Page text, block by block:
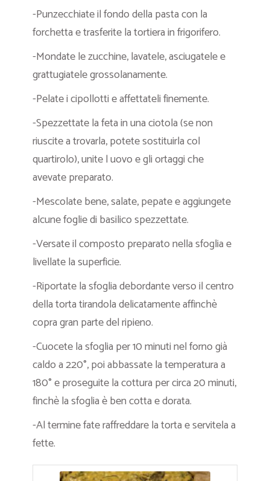
-Punzecchiate il fondo della pasta con la
forchetta e trasferite la tortiera in frigorifero.
-Mondate le zucchine, lavatele, asciugatele e
grattugiatele grossolanamente.
-Pelate i cipollotti e affettateli finemente.
-Spezzettate la feta in una ciotola (se non
riuscite a trovarla, potete sostituirla col
quartirolo), unite l uovo e gli ortaggi che
avevate preparato.
-Mescolate bene, salate, pepate e aggiungete
alcune foglie di basilico spezzettate.
-Versate il composto preparato nella sfoglia e
livellate la superficie.
-Riportate la sfoglia debordante verso il centro
della torta tirandola delicatamente affinchè
copra gran parte del ripieno.
-Cuocete la sfoglia per 10 minuti nel forno già
caldo a 220°, poi abbassate la temperatura a
180° e proseguite la cottura per circa 20 minuti,
finchè la sfoglia è ben cotta e dorata.
-Al termine fate raffreddare la torta e servitela a
fette.